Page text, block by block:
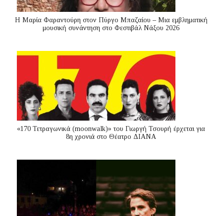
Η Μαρία Φαραντούρη στον Πύργο Μπαζαίου – Μια εμβληματική
μουσική συνάντηση στο Φεστιβάλ Νάξου 2026
«170 Τετραγωνικά (moonwalk)» του Γιωργή Τσουρή έρχεται για
8η χρονιά στο Θέατρο ΔΙΑΝΑ